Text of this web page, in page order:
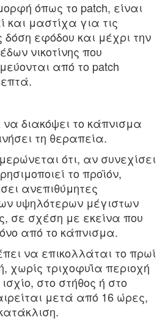
όπως το patch, είναι
και μαστίχα για τις
εφόδου και μέχρι την
νικοτίνης που
από το patch
διακόψει το κάπνισμα
τη θεραπεία.
ότι, αν συνεχίσει
το προϊόν,
ανεπιθύμητες
υψηλότερων μέγιστων
σε σχέση με εκείνα που
από το κάπνισμα.
να επικολλάται το πρωί
χωρίς τριχοφυΐα περιοχή
στο στήθος ή στο
μετά από 16 ώρες,